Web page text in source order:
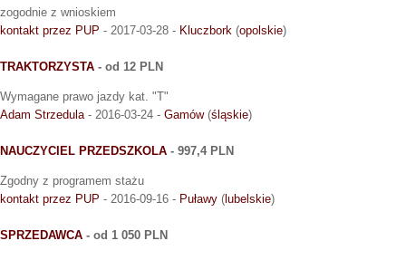
zogodnie z wnioskiem
kontakt przez PUP - 2017-03-28 - Kluczbork (opolskie)
TRAKTORZYSTA - od 12 PLN
Wymagane prawo jazdy kat. "T"
Adam Strzedula- 2016-03-24 - Gamów(śląskie)
NAUCZYCIEL PRZEDSZKOLA - 997,4 PLN
Zgodny z programem stażu
kontakt przez PUP - 2016-09-16 - Puławy ( lubelskie)
SPRZEDAWCA - od 1 050 PLN